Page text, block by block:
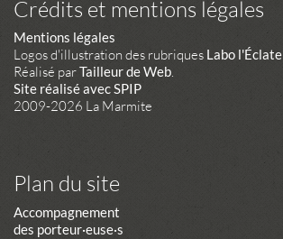
Crédits et mentions légales
Mentions légales
Logos d'illustration des rubriques Labo l'Éclate
Réalisé parTailleur de Web.
Site réalisé avec SPIP
2009-2026 La Marmite
Plan du site
Accompagnement
des porteur·euse·s